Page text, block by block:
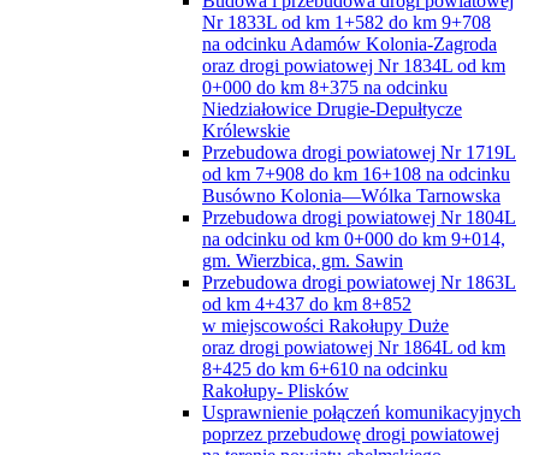
Nr 1833L od km 1+582 do km 9+708
na odcinku Adamów Kolonia-Zagroda
oraz drogi powiatowej Nr 1834L od km
0+000 do km 8+375 na odcinku
Niedziałowice Drugie-Depułtycze
Królewskie
Przebudowa drogi powiatowej Nr 1719L
od km 7+908 do km 16+108 na odcinku
Busówno Kolonia—Wólka Tarnowska
Przebudowa drogi powiatowej Nr 1804L
na odcinku od km 0+000 do km 9+014,
gm. Wierzbica, gm. Sawin
Przebudowa drogi powiatowej Nr 1863L
od km 4+437 do km 8+852
w miejscowości Rakołupy Duże
oraz drogi powiatowej Nr 1864L od km
8+425 do km 6+610 na odcinku
Rakołupy- Plisków
Usprawnienie połączeń komunikacyjnych
poprzez przebudowę drogi powiatowej